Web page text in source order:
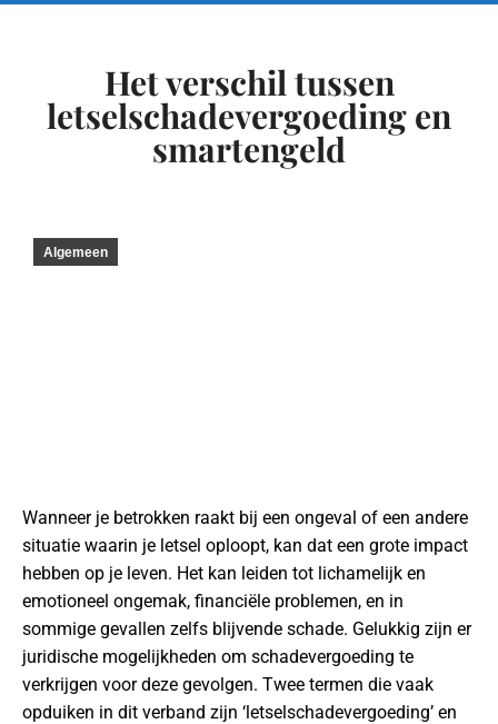
Het verschil tussen
letselschadevergoeding en
smartengeld
Algemeen
Wanneer je betrokken raakt bij een ongeval of een andere
situatie waarin je letsel oploopt, kan dat een grote impact
hebben op je leven. Het kan leiden tot lichamelijk en
emotioneel ongemak, financiële problemen, en in
sommige gevallen zelfs blijvende schade. Gelukkig zijn er
juridische mogelijkheden om schadevergoeding te
verkrijgen voor deze gevolgen. Twee termen die vaak
opduiken in dit verband zijn ‘letselschadevergoeding’ en